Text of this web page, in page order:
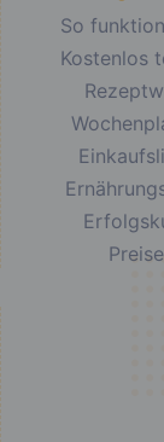
So
Kostenlos
Preise